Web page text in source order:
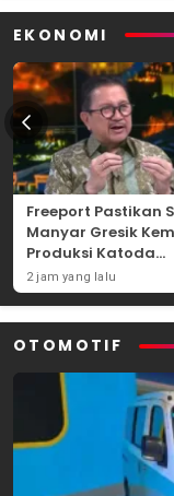
EKONOMI
Freeport Pastikan
Manyar Gresik
Produksi Katoda
Tembaga Mulai
September 2026
2 jam yang lalu
OTOMOTIF